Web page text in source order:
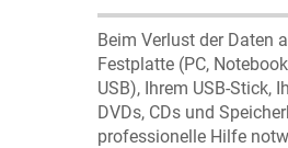
Beim Verlust der Daten
Festplatte (PC,
USB), Ihrem USB-Stick,
DVDs, CDs und
professionelle Hilfe